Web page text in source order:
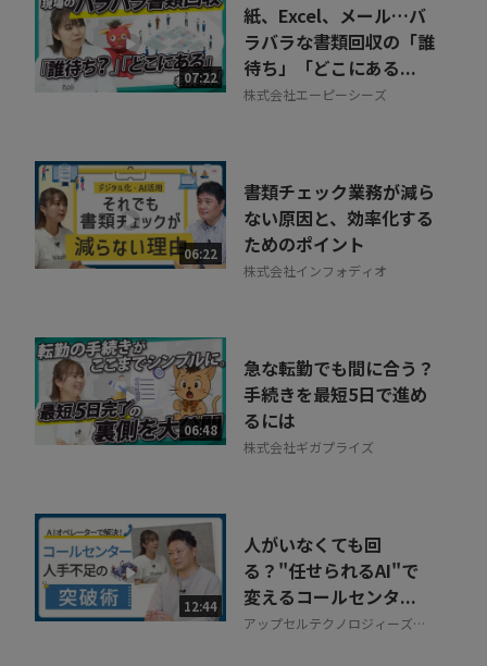
07:22
紙、Excel、メール…バ
ラバラな書類回収の「誰
待ち」「どこにある...
株式会社エーピーシーズ
06:22
書類チェック業務が減ら
ない原因と、効率化する
ためのポイント
株式会社インフォディオ
06:48
急な転勤でも間に合う？
手続きを最短5日で進め
るには
株式会社ギガプライズ
12:44
人がいなくても回
る？"任せられるAI"で
変えるコールセンタ...
アップセルテクノロジィーズ株